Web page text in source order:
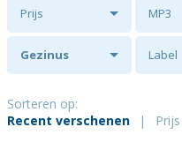
Prijs
MP3
Gezinus Label
Sorteren op:
Recent verschenen
| Prijs